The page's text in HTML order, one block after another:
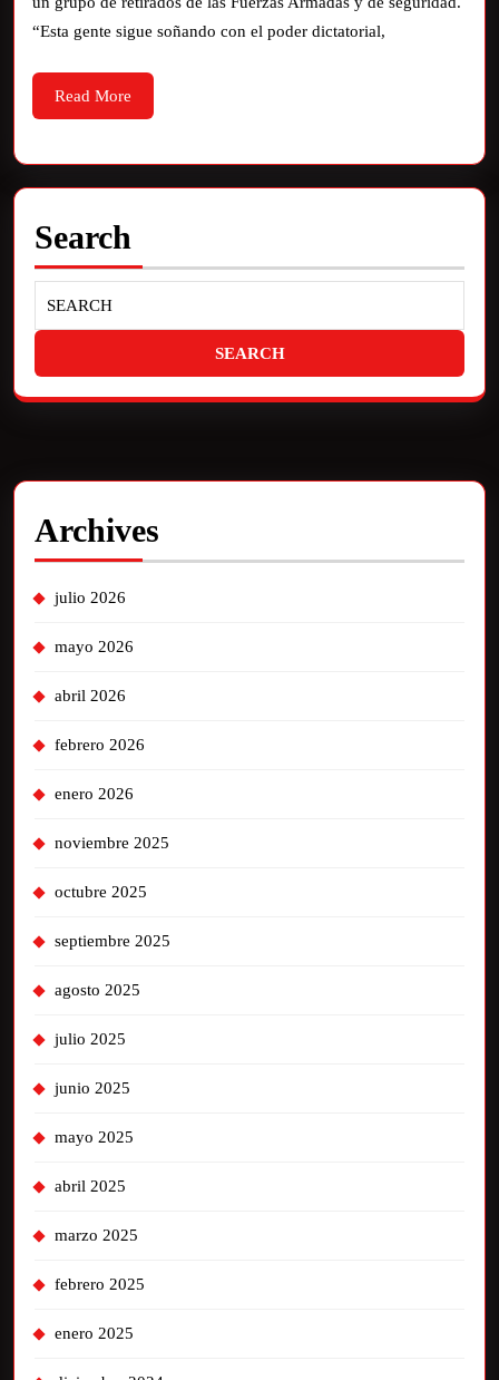
“Esta gente sigue soñando con el poder dictatorial,
Read More
Search
Archives
julio 2026
mayo 2026
abril 2026
febrero 2026
enero 2026
noviembre 2025
octubre 2025
septiembre 2025
agosto 2025
julio 2025
junio 2025
mayo 2025
abril 2025
marzo 2025
febrero 2025
enero 2025